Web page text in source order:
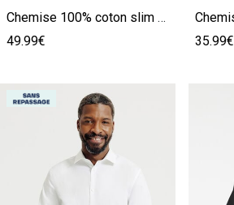
Chemise 100% coton slim sans repassage unie
49.99€
35.99€